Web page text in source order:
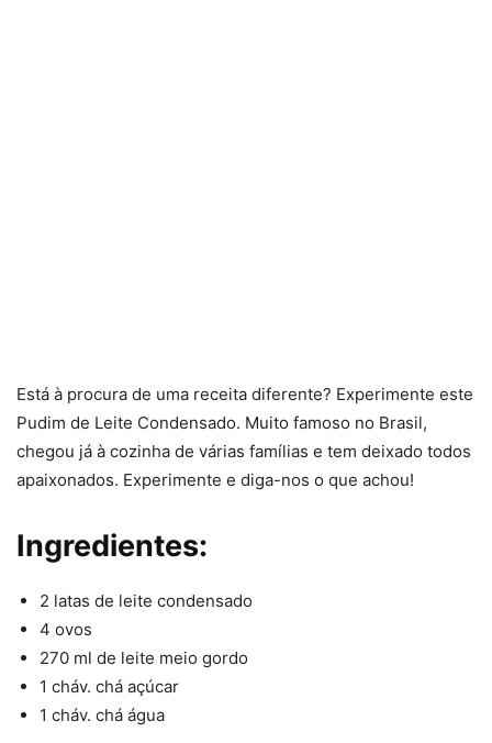
Está à procura de uma receita diferente? Experimente este
Pudim de Leite Condensado. Muito famoso no Brasil,
chegou já à cozinha de várias famílias e tem deixado todos
apaixonados. Experimente e diga-nos o que achou!
Ingredientes:
2 latas de leite condensado
4 ovos
270 ml de leite meio gordo
1 cháv. chá açúcar
1 cháv. chá água